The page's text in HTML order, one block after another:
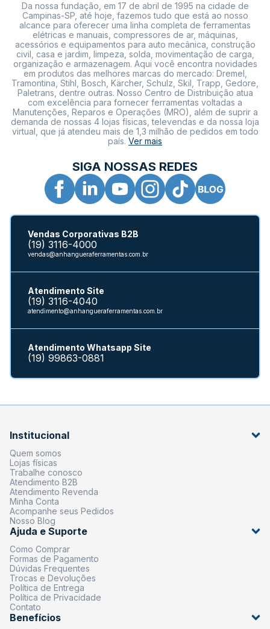
Da nossa fundação, em 17 de abril de 1995 na cidade de
Campinas-SP, até hoje, fazemos tudo que está ao nosso
alcance para oferecer uma linha completa de ferramentas
elétricas e manuais, compressores de ar, máquinas,
acessórios e equipamentos para auto mecânica, construção
civil, casa e jardim, limpeza, solda, movimentação de carga,
organização e armazenagem. Aqui você encontra novidades
em produtos das melhores marcas do mercado: Dremel,
Tramontina, Stihl, Bosch, Kärcher, Schulz, Skil, Trapp, Gedore,
Paletrans, dentre outras. Nosso Centro de Distribuição atua
com excelência para fornecer ferramentas voltadas a
Manutenções, Reparos e Operações (MRO), além de suprir a
demanda de nossas 4 lojas físicas, televendas e da nossa loja
virtual, que já atendeu mais de 1,3 milhão de pedidos em todo
país. Ver mais
SIGA NOSSAS REDES
Vendas Corporativas B2B
(19) 3116-4000
vendas@anhangueraferramentas.com.br
Atendimento Site
(19) 3116-4040
atendimento@anhangueraferramentas.com.br
Atendimento Whatsapp Site
(19) 99863-0881
Institucional
Quem somos
Lojas físicas
Trabalhe conosco
Atendimento B2B
Atendimento Revenda
Minha Conta
Acompanhe seus Pedidos
Nosso Blog
Ajuda e Suporte
Como Comprar
Formas de Pagamento
Dúvidas Frequentes
Trocas e Devoluções
Política de Entrega
Política de Privacidade
Contato
Benefícios